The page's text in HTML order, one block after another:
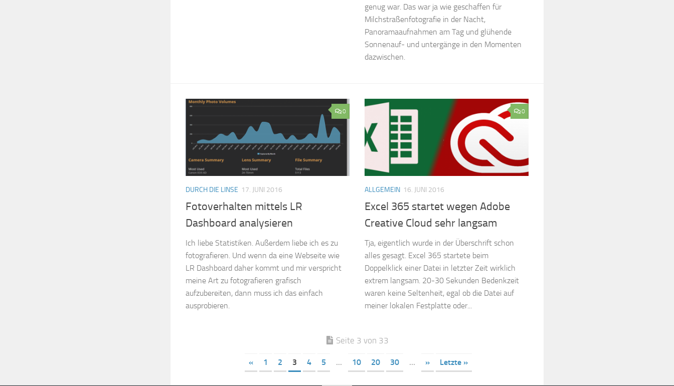
genug war. Das war ja wie geschaffen für
Milchstraßenfotografie in der Nacht,
Panoramaaufnahmen am Tag und glühende
Sonnenauf- und untergänge in den Momenten
dazwischen.
0
DURCH DIE LINSE 17. JUNI 2016
Fotoverhalten mittels LR
Dashboard analysieren
Ich liebe Statistiken. Außerdem liebe ich es zu
fotografieren. Und wenn da eine Webseite wie
LR Dashboard daher kommt und mir verspricht
meine Art zu fotografieren grafisch
aufzubereiten, dann muss ich das einfach
ausprobieren.
0
ALLGEMEIN 16. JUNI 2016
Excel 365 startet wegen Adobe
Creative Cloud sehr langsam
Tja, eigentlich wurde in der Überschrift schon
alles gesagt. Excel 365 startete beim
Doppelklick einer Datei in letzter Zeit wirklich
extrem langsam. 20-30 Sekunden Bedenkzeit
waren keine Seltenheit, egal ob die Datei auf
meiner lokalen Festplatte oder...
Seite 3 von 33
« 1 2 3 4 5 ... 10 20 30 ... » Letzte »